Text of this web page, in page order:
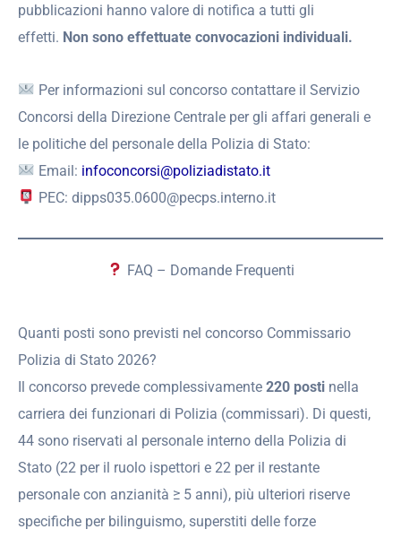
pubblicazioni hanno valore di notifica a tutti gli
effetti. Non sono effettuate convocazioni individuali.
Per informazioni sul concorso contattare il Servizio
Concorsi della Direzione Centrale per gli affari generali e
le politiche del personale della Polizia di Stato:
Email: infoconcorsi@poliziadistato.it
PEC: dipps035.0600@pecps.interno.it
FAQ – Domande Frequenti
Quanti posti sono previsti nel concorso Commissario
Polizia di Stato 2026?
Il concorso prevede complessivamente 220 posti nella
carriera dei funzionari di Polizia (commissari). Di questi,
44 sono riservati al personale interno della Polizia di
Stato (22 per il ruolo ispettori e 22 per il restante
personale con anzianità ≥ 5 anni), più ulteriori riserve
specifiche per bilinguismo, superstiti delle forze